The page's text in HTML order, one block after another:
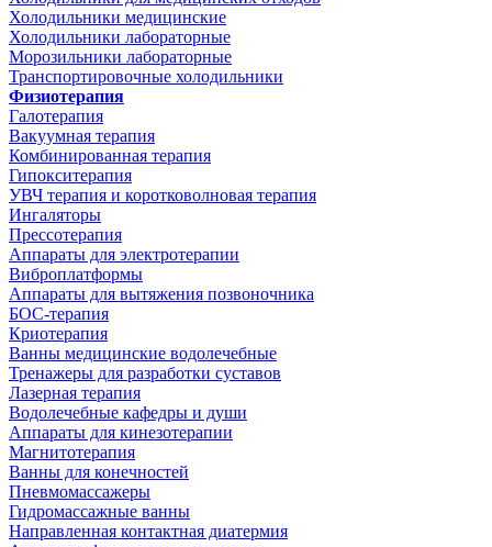
Холодильники медицинские
Холодильники лабораторные
Морозильники лабораторные
Транспортировочные холодильники
Физиотерапия
Галотерапия
Вакуумная терапия
Комбинированная терапия
Гипокситерапия
УВЧ терапия и коротковолновая терапия
Ингаляторы
Прессотерапия
Аппараты для электротерапии
Виброплатформы
Аппараты для вытяжения позвоночника
БОС-терапия
Криотерапия
Ванны медицинские водолечебные
Тренажеры для разработки суставов
Лазерная терапия
Водолечебные кафедры и души
Аппараты для кинезотерапии
Магнитотерапия
Ванны для конечностей
Пневмомассажеры
Гидромассажные ванны
Направленная контактная диатермия